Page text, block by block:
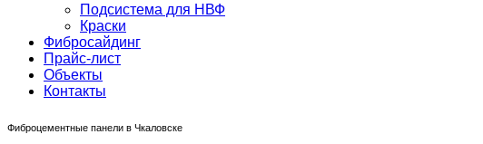
Подсистема для НВФ
Краски
Фибросайдинг
Прайс-лист
Объекты
Контакты
Фиброцементные панели в Чкаловске